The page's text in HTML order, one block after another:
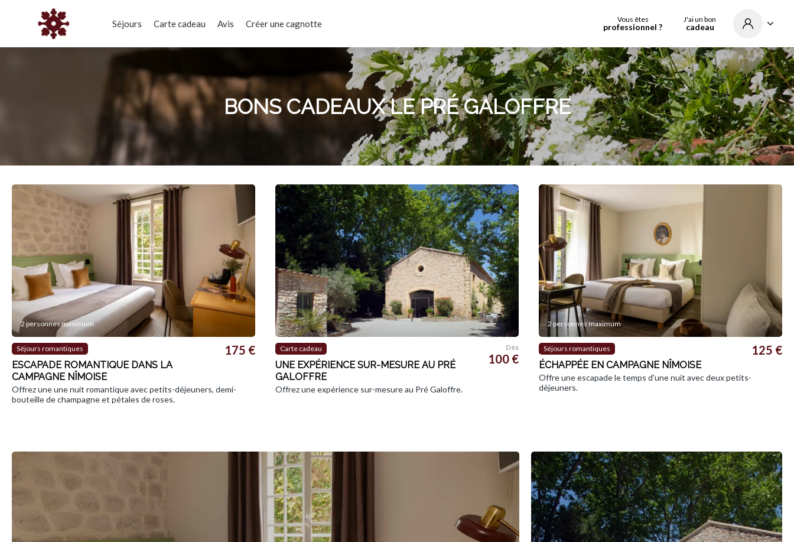
Séjours Carte cadeau Avis Créer une cagnotte Vous êtes
professionnel ?
J'ai un bon
cadeau
BONS CADEAUX LE PRÉ GALOFFRE
2 personnes maximum
Séjours romantiques
ESCAPADE ROMANTIQUE DANS LA
CAMPAGNE NÎMOISE
175 €
Offrez une une nuit romantique avec petits-déjeuners, demi-
bouteille de champagne et pétales de roses.
Carte cadeau
UNE EXPÉRIENCE SUR-MESURE AU PRÉ
GALOFFRE
Dès
100 €
Offrez une expérience sur-mesure au Pré Galoffre.
2 personnes maximum
Séjours romantiques
ÉCHAPPÉE EN CAMPAGNE NÎMOISE
125 €
Offre une escapade le temps d'une nuit avec deux petits-
déjeuners.